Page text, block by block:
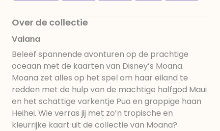
Over de collectie
Vaiana
Beleef spannende avonturen op de prachtige
oceaan met de kaarten van Disney’s Moana.
Moana zet alles op het spel om haar eiland te
redden met de hulp van de machtige halfgod Maui
en het schattige varkentje Pua en grappige haan
Heihei. Wie verras jij met zo’n tropische en
kleurrijke kaart uit de collectie van Moana?